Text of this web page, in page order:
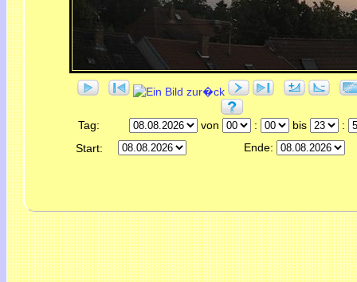
Tag: von : bis
:
Start:
Ende: